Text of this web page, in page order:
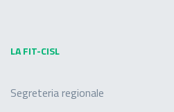
LA FIT-CISL
Segreteria regionale